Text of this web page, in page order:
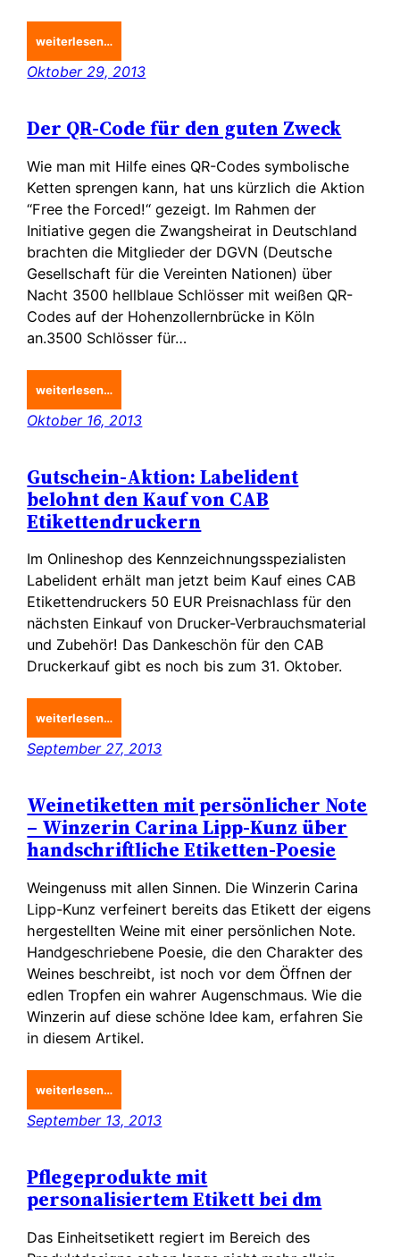
weiterlesen…
Oktober 29, 2013
Der QR-Code für den guten Zweck
Wie man mit Hilfe eines QR-Codes symbolische
Ketten sprengen kann, hat uns kürzlich die Aktion
“Free the Forced!“ gezeigt. Im Rahmen der
Initiative gegen die Zwangsheirat in Deutschland
brachten die Mitglieder der DGVN (Deutsche
Gesellschaft für die Vereinten Nationen) über
Nacht 3500 hellblaue Schlösser mit weißen QR-
Codes auf der Hohenzollernbrücke in Köln
an.3500 Schlösser für…
weiterlesen…
Oktober 16, 2013
Gutschein-Aktion: Labelident
belohnt den Kauf von CAB
Etikettendruckern
Im Onlineshop des Kennzeichnungsspezialisten
Labelident erhält man jetzt beim Kauf eines CAB
Etikettendruckers 50 EUR Preisnachlass für den
nächsten Einkauf von Drucker-Verbrauchsmaterial
und Zubehör! Das Dankeschön für den CAB
Druckerkauf gibt es noch bis zum 31. Oktober.
weiterlesen…
September 27, 2013
Weinetiketten mit persönlicher Note
– Winzerin Carina Lipp-Kunz über
handschriftliche Etiketten-Poesie
Weingenuss mit allen Sinnen. Die Winzerin Carina
Lipp-Kunz verfeinert bereits das Etikett der eigens
hergestellten Weine mit einer persönlichen Note.
Handgeschriebene Poesie, die den Charakter des
Weines beschreibt, ist noch vor dem Öffnen der
edlen Tropfen ein wahrer Augenschmaus. Wie die
Winzerin auf diese schöne Idee kam, erfahren Sie
in diesem Artikel.
weiterlesen…
September 13, 2013
Pflegeprodukte mit
personalisiertem Etikett bei dm
Das Einheitsetikett regiert im Bereich des